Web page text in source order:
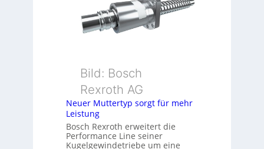
s
m
e
n
u
d
Z
g
e
b
k
m
b
n
i
Bild: Bosch
Rexroth AG
Neuer Muttertyp sorgt für mehr
Leistung
Bosch Rexroth erweitert die
Performance Line seiner
Kugelgewindetriebe um eine